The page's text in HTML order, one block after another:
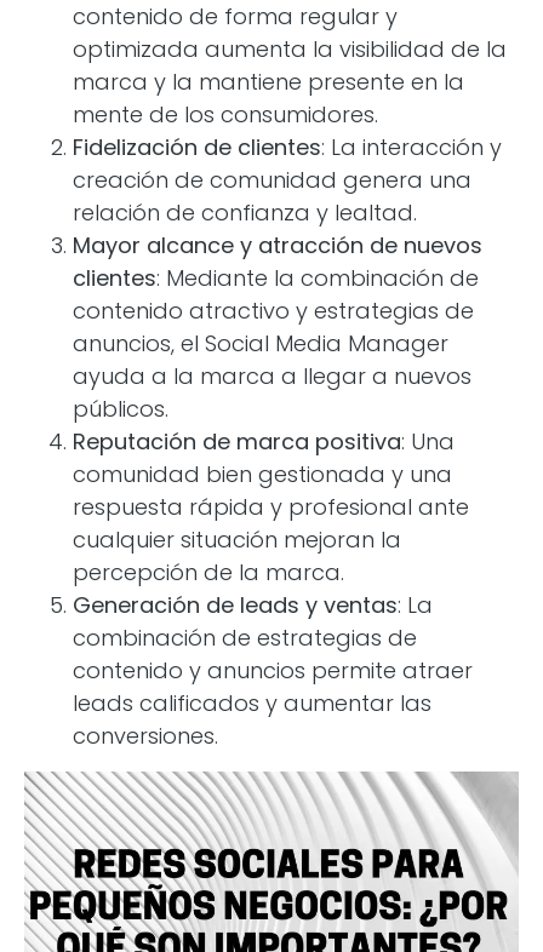
contenido de forma regular y
optimizada aumenta la visibilidad de la
marca y la mantiene presente en la
mente de los consumidores.
Fidelización de clientes: La interacción y
creación de comunidad genera una
relación de confianza y lealtad.
Mayor alcance y atracción de nuevos
clientes: Mediante la combinación de
contenido atractivo y estrategias de
anuncios, el Social Media Manager
ayuda a la marca a llegar a nuevos
públicos.
Reputación de marca positiva: Una
comunidad bien gestionada y una
respuesta rápida y profesional ante
cualquier situación mejoran la
percepción de la marca.
Generación de leads y ventas: La
combinación de estrategias de
contenido y anuncios permite atraer
leads calificados y aumentar las
conversiones.